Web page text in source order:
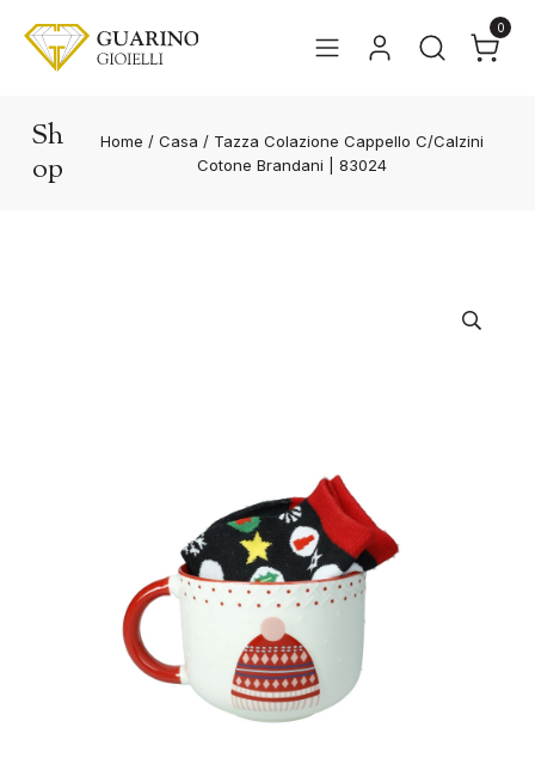
0
Sh
op
Home / Casa / Tazza Colazione Cappello C/Calzini
Cotone Brandani | 83024